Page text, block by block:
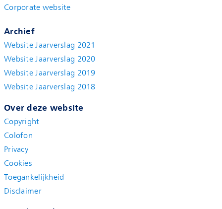
Corporate website
Archief
Website Jaarverslag 2021
Website Jaarverslag 2020
Website Jaarverslag 2019
Website Jaarverslag 2018
Over deze website
Copyright
Colofon
Privacy
Cookies
Toegankelijkheid
Disclaimer